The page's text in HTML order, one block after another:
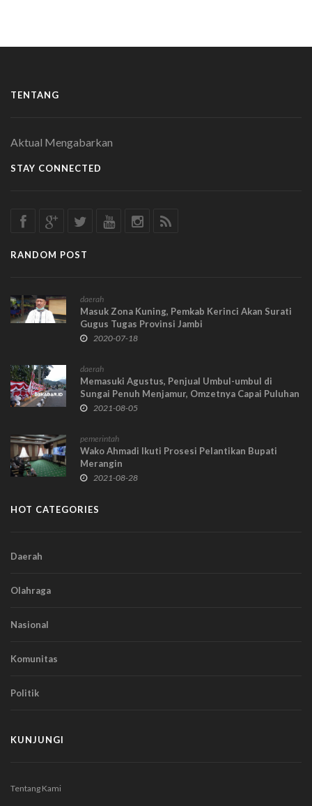
TENTANG
Aktual Mengabarkan
STAY CONNECTED
RANDOM POST
daerah
Masuk Zona Kuning, Pemkab Kerinci Akan Surati
Gugus Tugas Provinsi Jambi
2020-07-18
daerah
Memasuki Agustus, Penjual Umbul-umbul di
Sungai Penuh Menjamur, Omzetnya Capai Puluhan
Juta2021-08-05
pemerintah
Wako Ahmadi Ikuti Prosesi Pelantikan Bupati
Merangin
2021-08-28
HOT CATEGORIES
Daerah
Olahraga
Nasional
Komunitas
Politik
KUNJUNGI
Tentang Kami